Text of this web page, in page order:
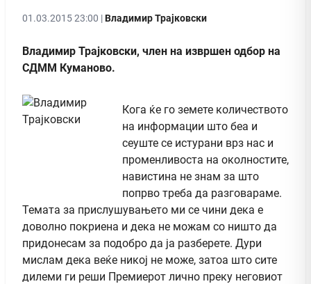
01.03.2015 23:00 |Владимир Трајковски
Владимир Трајковски, член на извршен одбор на
СДММ Куманово.
Кога ќе го земете количеството
на информации што беа и
сеуште се истурани врз нас и
променливоста на околностите,
навистина не знам за што
попрво треба да разговараме.
Темата за прислушувањето ми се чини дека е
доволно покриена и дека не можам со ништо да
придонесам за подобро да ја разберете. Дури
мислам дека веќе никој не може, затоа што сите
дилеми ги реши Премиерот лично преку неговиот